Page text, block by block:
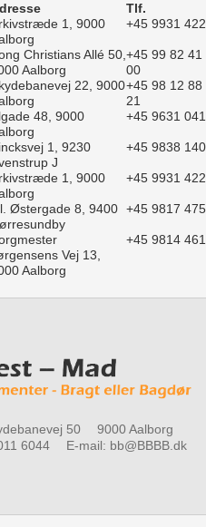
Tlf.
1, 9000
+45 9931
Christians Allé 50,
Aalborg
+45 99 82 41
00
22, 9000+45 98 12 88
21
48, 9000
+45 9631
1, 9230
J
+45 9838
1, 9000
+45 9931
Østergade 8, 9400 +45 9817
Vej 13,
Aalborg
+45 9814
50
9000 Aalborg
6044 E-mail: bb@BBBB.dk